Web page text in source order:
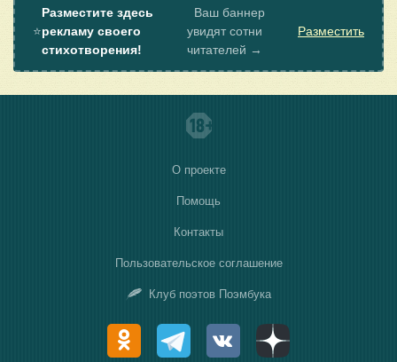
⭐
Разместите здесь
рекламу своего
стихотворения!
Ваш баннер
увидят сотни
читателей →
Разместить
О проекте
Помощь
Контакты
Пользовательское соглашение
Клуб поэтов Поэмбука